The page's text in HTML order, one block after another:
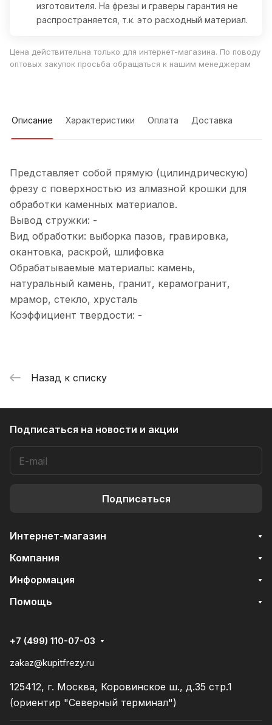
изготовителя. На фрезы и граверы гарантия не
распространяется, т.к. это расходный материал.
Цена действительна только для интернет-магазина. По поводу
оптовых закупок просьба обращаться к нашим менеджерам
Описание Характеристики Оплата Доставка
Представляет собой прямую (цилиндрическую)
фрезу с поверхностью из алмазной крошки для
обработки каменных материалов.
Вывод стружки: -
Вид обработки: выборка пазов, гравировка,
окантовка, раскрой, шлифовка
Обрабатываемые материалы: камень,
натуральный камень, гранит, керамогранит,
мрамор, стекло, хрусталь
Коэффициент твердости: -
Назад к списку
Подписаться на новости и акции
Подписаться
Интернет-магазин
Компания
Информация
Помощь
+7 (499) 110-07-03
zakaz@kupitfrezy.ru
125412, г. Москва, Коровинское ш., д.35 стр.1
(ориентир "Северный терминал")